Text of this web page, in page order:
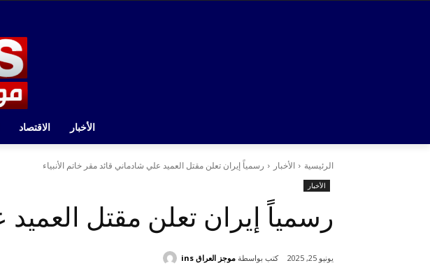
الأخبار الاقتصاد
الرئيسية الأخبار رسمياً إيران تعلن مقتل العميد علي شادماني قائد مقر خاتم الأنبياء
الأخبار
رسمياً إيران تعلن مقتل العميد
يونيو 25, 2025 كتب بواسطة موجز العراق ins